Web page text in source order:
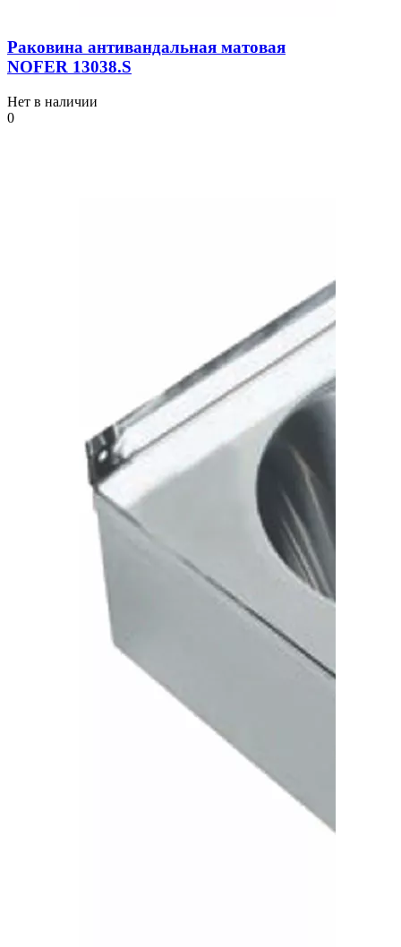
Раковина антивандальная матовая
NOFER 13038.S
Нет в наличии
0